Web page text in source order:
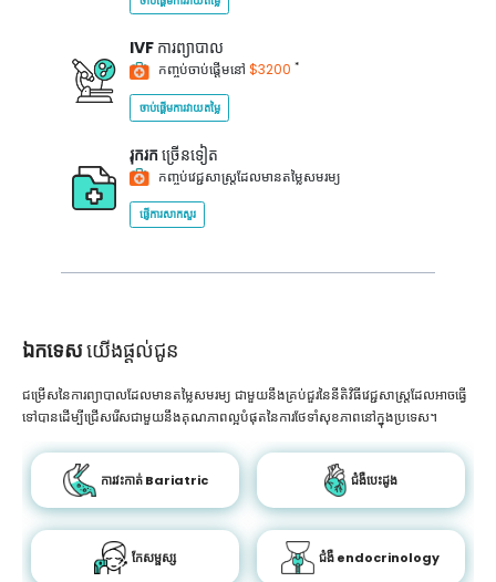
IVF ការព្យាបាល
កញ្ចប់ចាប់ផ្តើមនៅ $3200 *
ចាប់ផ្តើមការវាយតម្លៃ
រុករក ច្រើនទៀត
កញ្ចប់វេជ្ជសាស្ត្រដែលមានតម្លៃសមរម្យ
ផ្ញើការសាកសួរ
ឯកទេសយើងផ្តល់ជូន
ជម្រើសនៃការព្យាបាលដែលមានតម្លៃសមរម្យ ជាមួយនឹងគ្រប់ជួរនៃនីតិវិធីវេជ្ជសាស្រ្តដែលអាចធ្វើ
ទៅបានដើម្បីជ្រើសរើសជាមួយនឹងគុណភាពល្អបំផុតនៃការថែទាំសុខភាពនៅក្នុងប្រទេស។
ការវះកាត់ Bariatric ជំងឺបេះដូង
កែសម្ផស្ស ជំងឺ endocrinology